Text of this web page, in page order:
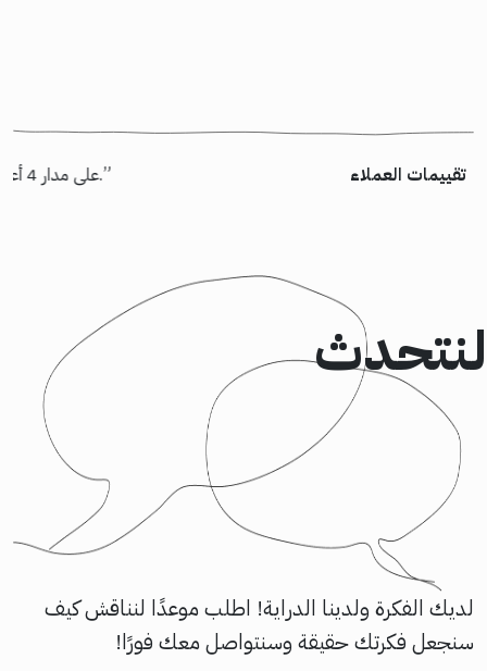
تقييمات العملاء
لنتحدث
لديك الفكرة ولدينا الدراية! اطلب موعدًا لنناقش كيف
سنجعل فكرتك حقيقة وسنتواصل معك فورًا!